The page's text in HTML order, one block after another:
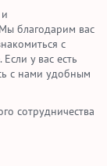
благодарим вас
с
Если у вас есть
с нами удобным
сотрудничества